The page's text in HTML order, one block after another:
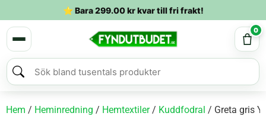
⭐ Bara299.00krkvar till fri frakt!
0
Hem / Heminredning / Hemtextiler/ Kuddfodral / Greta gris